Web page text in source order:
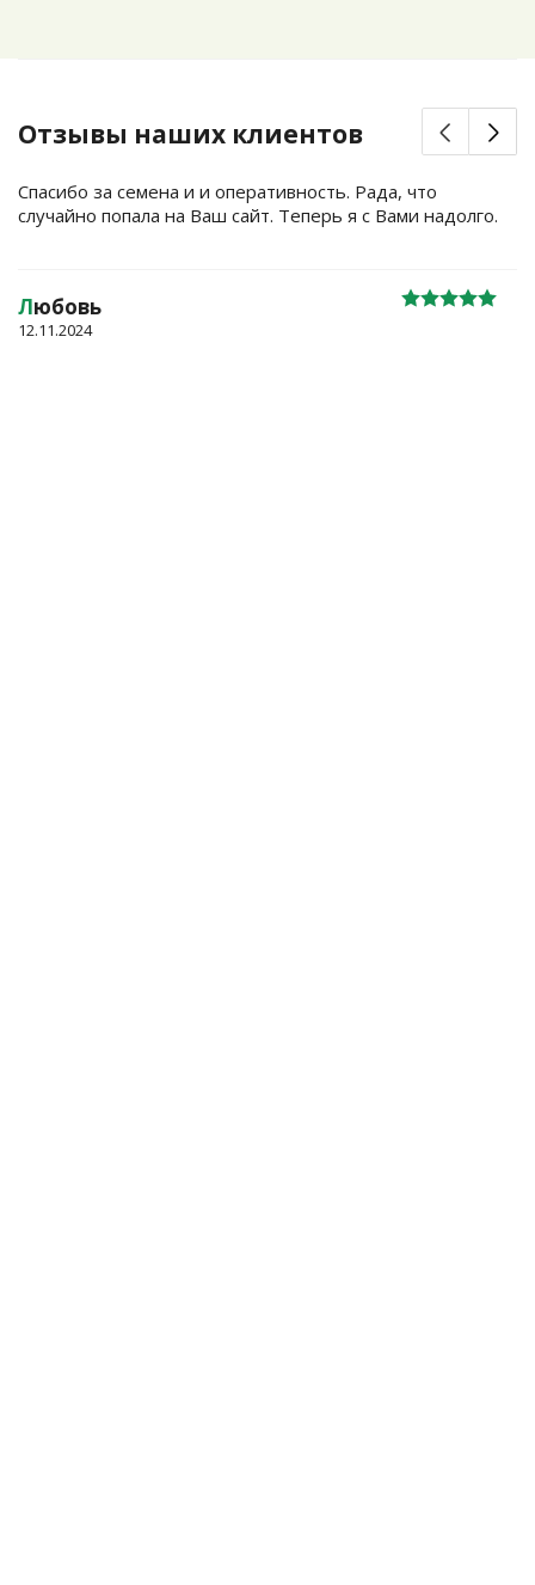
Отзывы наших клиентов
Спасибо за семена и и оперативность. Рада, что
случайно попала на Ваш сайт. Теперь я с Вами надолго.
Любовь
12.11.2024